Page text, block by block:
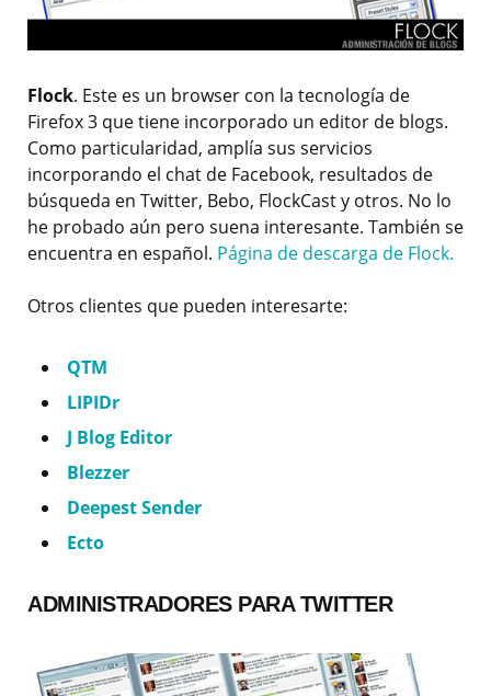
Flock. Este es un browser con la tecnología de
Firefox 3 que tiene incorporado un editor de blogs.
Como particularidad, amplía sus servicios
incorporando el chat de Facebook, resultados de
búsqueda en Twitter, Bebo, FlockCast y otros. No lo
he probado aún pero suena interesante. También se
encuentra en español. Página de descarga de Flock.
Otros clientes que pueden interesarte:
QTM
LIPIDr
J Blog Editor
Blezzer
Deepest Sender
Ecto
ADMINISTRADORES PARA TWITTER